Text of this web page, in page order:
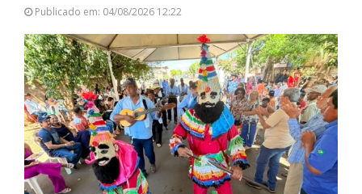
Publicado em: 04/08/2026 12:22